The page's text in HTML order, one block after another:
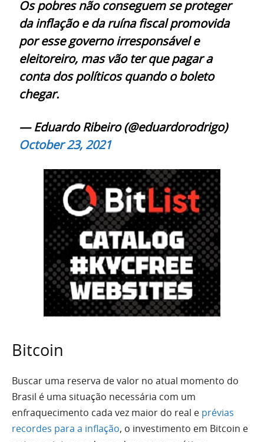
Os pobres não conseguem se proteger
da inflação e da ruína fiscal promovida
por esse governo irresponsável e
eleitoreiro, mas vão ter que pagar a
conta dos políticos quando o boleto
chegar.
— Eduardo Ribeiro (@eduardorodrigo)
October 23, 2021
Bitcoin
Buscar uma reserva de valor no atual momento do
Brasil é uma situação necessária com um
enfraquecimento cada vez maior do real e prévias
recordes para a inflação, o investimento em Bitcoin e